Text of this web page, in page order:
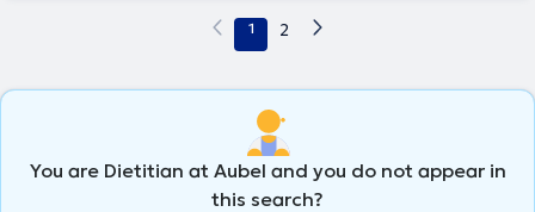
1 2
You are Dietitian at Aubel and you do not appear in
this search?